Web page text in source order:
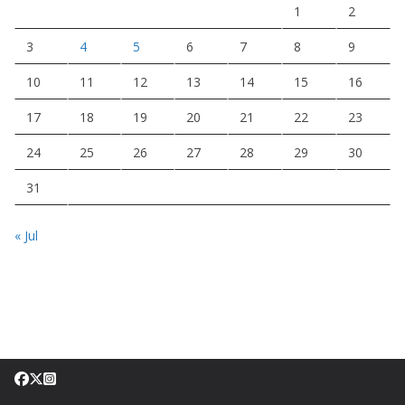
1 2
3 4 5 6 7 8 9
10 11 12 13 14 15 16
17 18 19 20 21 22 23
24 25 26 27 28 29 30
31
« Jul